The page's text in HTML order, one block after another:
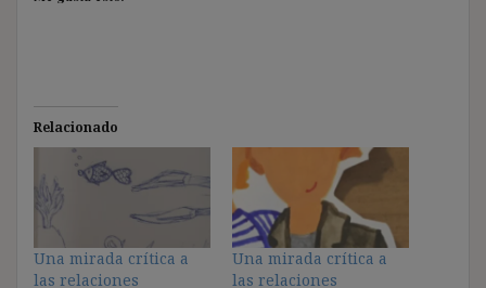
Relacionado
Una mirada crítica a
las relaciones
Una mirada crítica a
las relaciones